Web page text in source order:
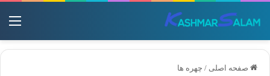
صفحه اصلی / چهره ها